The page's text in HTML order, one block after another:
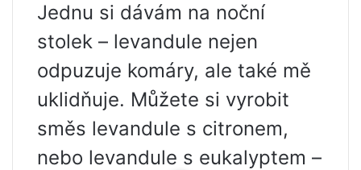
Jednu si dávám na noční
stolek – levandule nejen
odpuzuje komáry, ale také mě
uklidňuje. Můžete si vyrobit
směs levandule s citronem,
nebo levandule s eukalyptem –